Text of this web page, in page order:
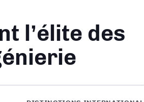
l’élite des